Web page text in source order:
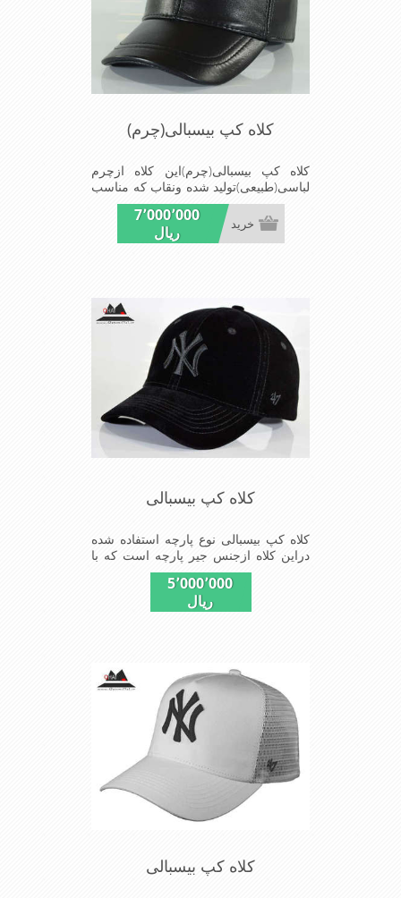
کلاه کپ بیسبالی(چرم)
کلاه کپ بیسبالی(چرم)این کلاه ازچرم
لباسی(طبیعی)تولید شده ونقاب که مناسب
این شکل ازکلاه است شیک ومناسب افراد
خوش پوش جنس عالی,دوخت
مناسب,سبکی,خوش فرمی از
7٬000٬000
ریال
خرید
کلاه کپ بیسبالی
کلاه کپ بیسبالی نوع پارچه استفاده شده
دراین کلاه ازجنس جیر پارچه است که با
استفاده است ونقاب که مناسب این شکل
ازکلاه است شیک و مناسب افراد خوش
5٬000٬000
ریال
کلاه کپ بیسبالی